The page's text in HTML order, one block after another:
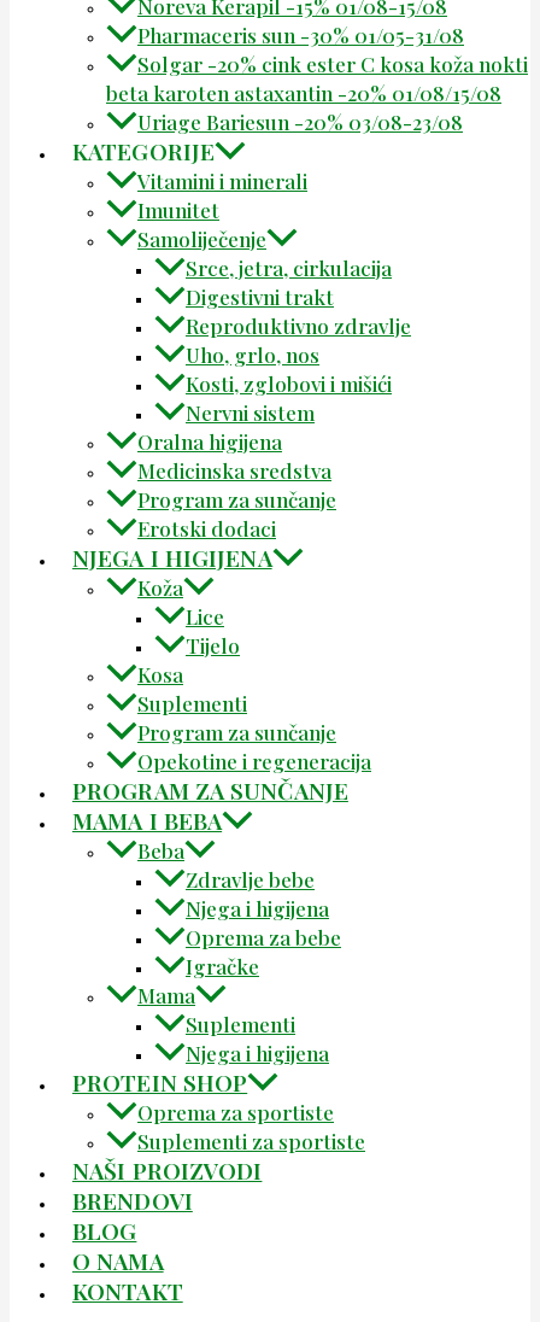
Noreva Kerapil -15% 01/08-15/08
Pharmaceris sun -30% 01/05-31/08
Solgar -20% cink ester C kosa koža nokti
beta karoten astaxantin -20% 01/08/15/08
Uriage Bariesun -20% 03/08-23/08
KATEGORIJE
Vitamini i minerali
Imunitet
Samoliječenje
Srce, jetra, cirkulacija
Digestivni trakt
Reproduktivno zdravlje
Uho, grlo, nos
Kosti, zglobovi i mišići
Nervni sistem
Oralna higijena
Medicinska sredstva
Program za sunčanje
Erotski dodaci
NJEGA I HIGIJENA
Koža
Lice
Tijelo
Kosa
Suplementi
Program za sunčanje
Opekotine i regeneracija
PROGRAM ZA SUNČANJE
MAMA I BEBA
Beba
Zdravlje bebe
Njega i higijena
Oprema za bebe
Igračke
Mama
Suplementi
Njega i higijena
PROTEIN SHOP
Oprema za sportiste
Suplementi za sportiste
NAŠI PROIZVODI
BRENDOVI
BLOG
O NAMA
KONTAKT